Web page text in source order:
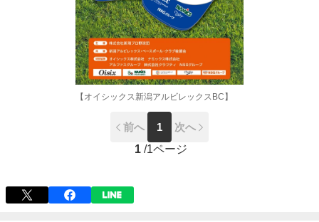
【オイシックス新潟アルビレックスBC】
前へ 1
次へ
1 /1ページ